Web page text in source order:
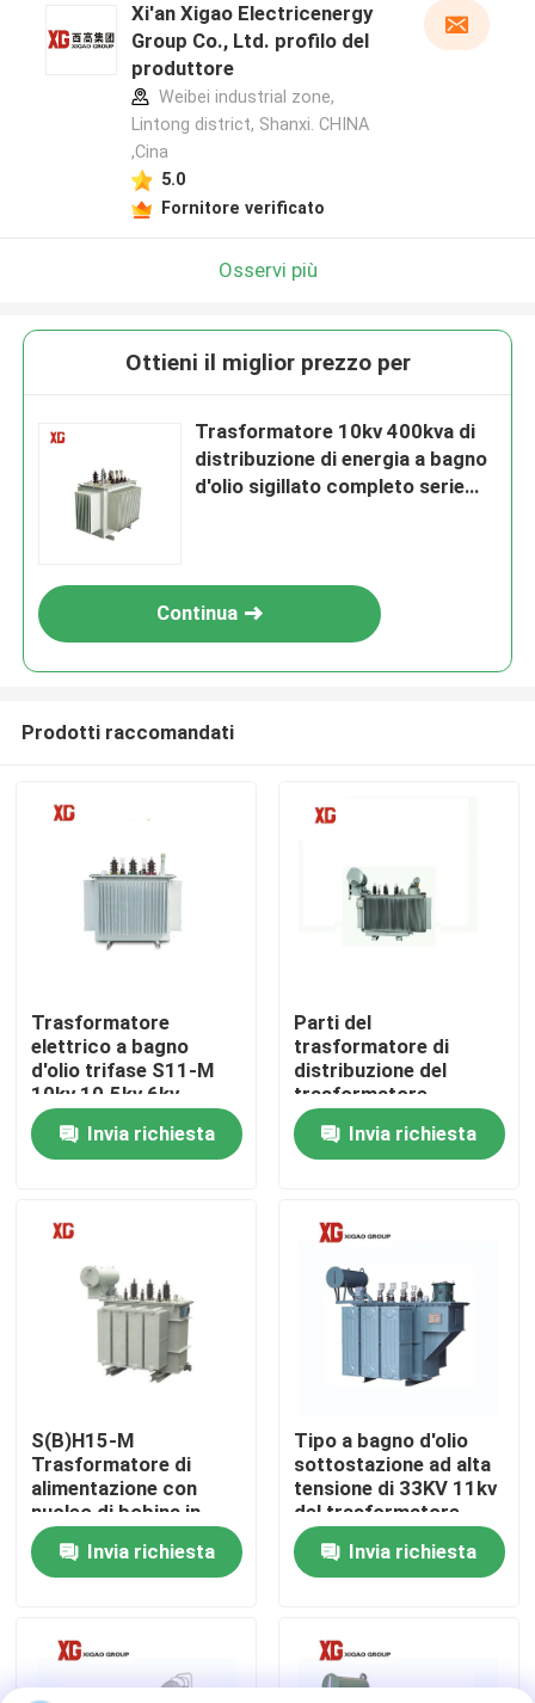
Casa
Prodotti
Circa noi
Giro della fabbrica
Controllo di qualità
Richieda una citazione
Commutatore di rottura di carico dell'aria
Apparecchiatura elettrica di comando di distribuzione
Xi'an Xigao Electricenergy
Group Co., Ltd. profilo del
produttore
Weibei industrial zone,
Lintong district, Shanxi. CHINA
,Cina
5.0
Fornitore verificato
Osservi più
Ottieni il miglior prezzo per
Trasformatore 10kv 400kva di
distribuzione di energia a bagno
d'olio sigillato completo serie
Continua
Prodotti raccomandati
Trasformatore
elettrico a bagno
d'olio trifase S11-M
10kv 10.5kv 6kv
100kva 500kva
100kvaInvia richiesta
Parti del
trasformatore di
distribuzione del
trasformatore
variabile trifase SFZ9
Invia richiesta
S(B)H15-M
Trasformatore di
alimentazione con
nucleo di bobina in
lega amorfa
Trasformatore con
nucleo di ferro
Invia richiesta
Tipo a bagno d'olio
sottostazione ad alta
tensione di 33KV 11kv
del trasformatore
Invia richiesta